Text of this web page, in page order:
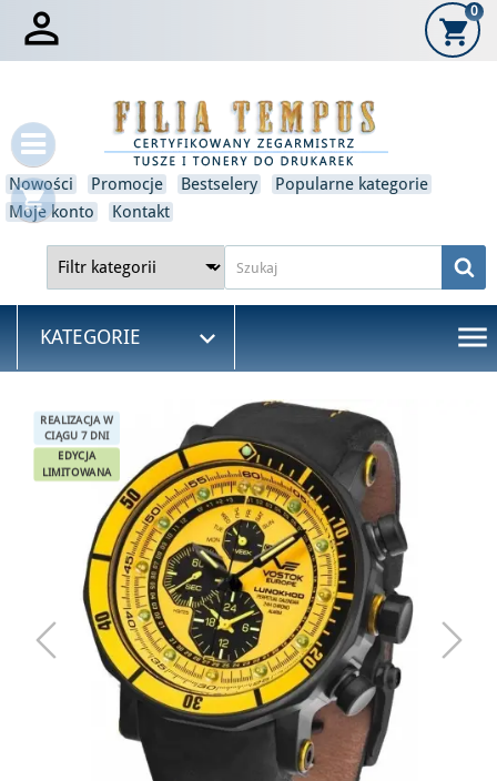

shopping_cart
shopping_cart
0
Nowości Promocje Bestselery
Popularne kategorie
Moje konto
Kontakt
KATEGORIE  menu
REALIZACJA W
CIĄGU 7 DNI
EDYCJA
LIMITOWANA
Zaloguj się ×
Musisz być zalogowany, aby zapisać produkty na swojej
liście życzeń.
Anulować